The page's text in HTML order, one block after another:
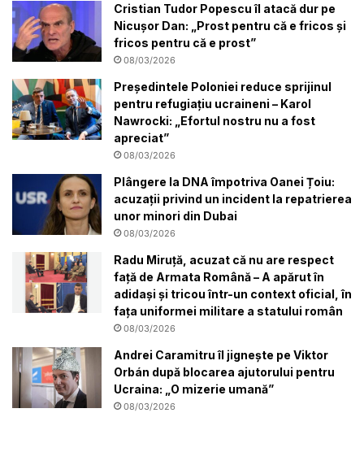
Cristian Tudor Popescu îl atacă dur pe
Nicușor Dan: „Prost pentru că e fricos și
fricos pentru că e prost”
08/03/2026
Președintele Poloniei reduce sprijinul
pentru refugiațiu ucraineni – Karol
Nawrocki: „Efortul nostru nu a fost
apreciat”
08/03/2026
Plângere la DNA împotriva Oanei Țoiu:
acuzații privind un incident la repatrierea
unor minori din Dubai
08/03/2026
Radu Miruță, acuzat că nu are respect
față de Armata Română – A apărut în
adidași și tricou într-un context oficial, în
fața uniformei militare a statului român
08/03/2026
Andrei Caramitru îl jignește pe Viktor
Orbán după blocarea ajutorului pentru
Ucraina: „O mizerie umană”
08/03/2026